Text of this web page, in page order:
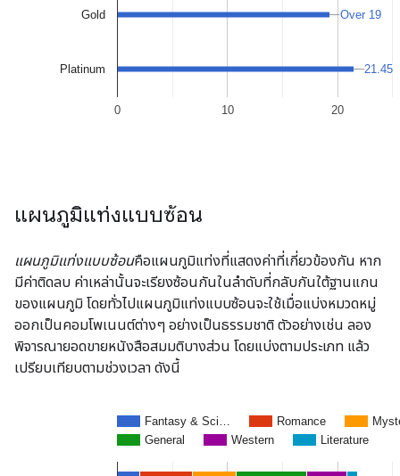
แผนภูมิแท่งแบบซ้อน
แผนภูมิแท่งแบบซ้อนคือแผนภูมิแท่งที่แสดงค่าที่เกี่ยวข้องกัน หาก
มีค่าติดลบ ค่าเหล่านั้นจะเรียงซ้อนกันในลำดับที่กลับกันใต้ฐานแกน
ของแผนภูมิ โดยทั่วไปแผนภูมิแท่งแบบซ้อนจะใช้เมื่อแบ่งหมวดหมู่
ออกเป็นคอมโพเนนต์ต่างๆ อย่างเป็นธรรมชาติ ตัวอย่างเช่น ลอง
พิจารณายอดขายหนังสือสมมติบางส่วน โดยแบ่งตามประเภท แล้ว
เปรียบเทียบตามช่วงเวลา ดังนี้